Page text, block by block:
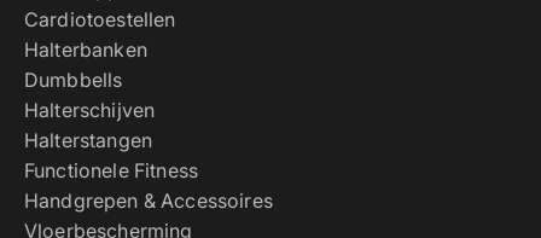
Cardiotoestellen
Halterbanken
Dumbbells
Halterschijven
Halterstangen
Functionele Fitness
Handgrepen & Accessoires
Vloerbescherming